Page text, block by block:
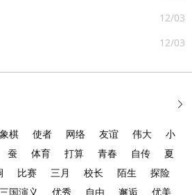
12/03
12/03

棋 使者 网络 友谊 伟大
小
蚕 体育 打算 青春 自传
夏
比赛 三月 校长 陌生
探险
三国演义 优秀 自由 邂逅 优美